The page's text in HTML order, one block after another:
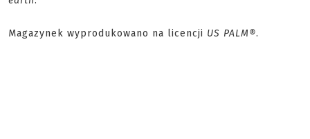
Magazynek wyprodukowano na licencji US PALM®.